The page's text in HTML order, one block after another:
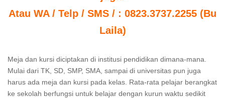
Atau WA / Telp / SMS / : 0823.3737.2255 (Bu
Laila)
Meja dan kursi diciptakan di institusi pendidikan dimana-mana.
Mulai dari TK, SD, SMP, SMA, sampai di universitas pun juga
harus ada meja dan kursi pada kelas. Rata-rata pelajar berangkat
ke sekolah berfungsi untuk belajar dengan kurun waktu sedikit